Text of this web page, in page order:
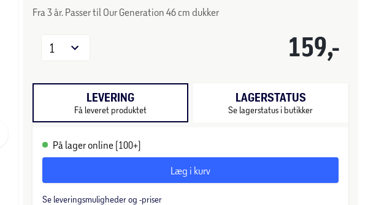
Fra 3 år. Passer til Our Generation 46 cm dukker
159,-
1
LEVERING
Få leveret produktet
LAGERSTATUS
Se lagerstatus i butikker
På lager online (100+)
Læg i kurv
Se leveringsmuligheder og -priser